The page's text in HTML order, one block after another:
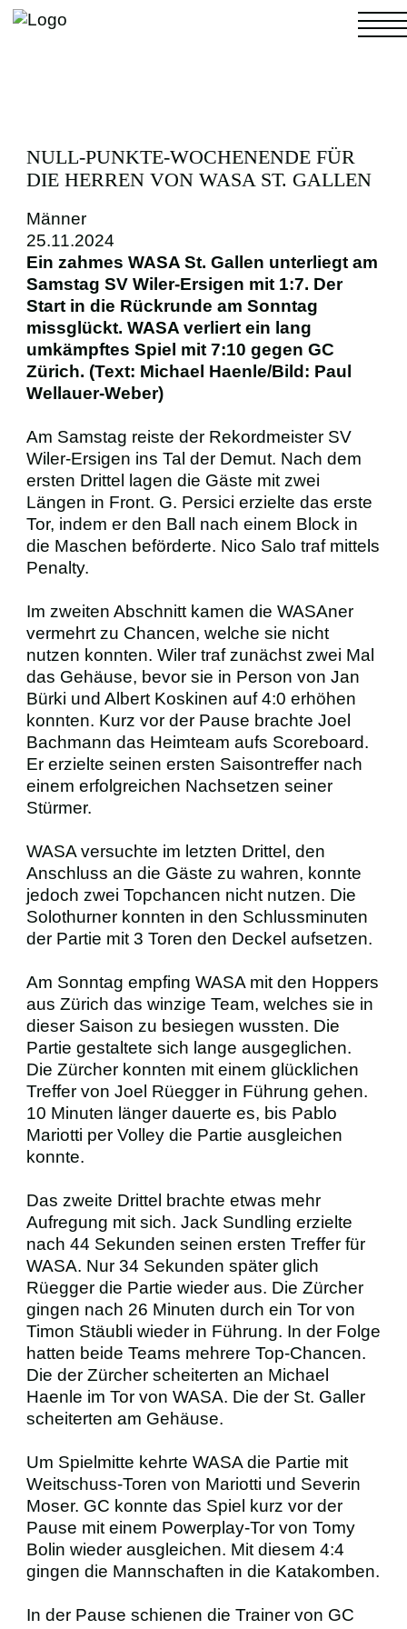
NACHWUCHS
FRAUEN
MÄNNER
BUSINESS
VEREIN
SCHIRIS
NULL-PUNKTE-WOCHENENDE FÜR
DIE HERREN VON WASA ST. GALLEN
Männer
25.11.2024
Ein zahmes WASA St. Gallen unterliegt am
Samstag SV Wiler-Ersigen mit 1:7. Der
Start in die Rückrunde am Sonntag
missglückt. WASA verliert ein lang
umkämpftes Spiel mit 7:10 gegen GC
Zürich. (Text: Michael Haenle/Bild: Paul
Wellauer-Weber)
Am Samstag reiste der Rekordmeister SV
Wiler-Ersigen ins Tal der Demut. Nach dem
ersten Drittel lagen die Gäste mit zwei
Längen in Front. G. Persici erzielte das erste
Tor, indem er den Ball nach einem Block in
die Maschen beförderte. Nico Salo traf mittels
Penalty.
Im zweiten Abschnitt kamen die WASAner
vermehrt zu Chancen, welche sie nicht
nutzen konnten. Wiler traf zunächst zwei Mal
das Gehäuse, bevor sie in Person von Jan
Bürki und Albert Koskinen auf 4:0 erhöhen
konnten. Kurz vor der Pause brachte Joel
Bachmann das Heimteam aufs Scoreboard.
Er erzielte seinen ersten Saisontreffer nach
einem erfolgreichen Nachsetzen seiner
Stürmer.
WASA versuchte im letzten Drittel, den
Anschluss an die Gäste zu wahren, konnte
jedoch zwei Topchancen nicht nutzen. Die
Solothurner konnten in den Schlussminuten
der Partie mit 3 Toren den Deckel aufsetzen.
Am Sonntag empfing WASA mit den Hoppers
aus Zürich das winzige Team, welches sie in
dieser Saison zu besiegen wussten. Die
Partie gestaltete sich lange ausgeglichen.
Die Zürcher konnten mit einem glücklichen
Treffer von Joel Rüegger in Führung gehen.
10 Minuten länger dauerte es, bis Pablo
Mariotti per Volley die Partie ausgleichen
konnte.
Das zweite Drittel brachte etwas mehr
Aufregung mit sich. Jack Sundling erzielte
nach 44 Sekunden seinen ersten Treffer für
WASA. Nur 34 Sekunden später glich
Rüegger die Partie wieder aus. Die Zürcher
gingen nach 26 Minuten durch ein Tor von
Timon Stäubli wieder in Führung. In der Folge
hatten beide Teams mehrere Top-Chancen.
Die der Zürcher scheiterten an Michael
Haenle im Tor von WASA. Die der St. Galler
scheiterten am Gehäuse.
Um Spielmitte kehrte WASA die Partie mit
Weitschuss-Toren von Mariotti und Severin
Moser. GC konnte das Spiel kurz vor der
Pause mit einem Powerplay-Tor von Tomy
Bolin wieder ausgleichen. Mit diesem 4:4
gingen die Mannschaften in die Katakomben.
In der Pause schienen die Trainer von GC